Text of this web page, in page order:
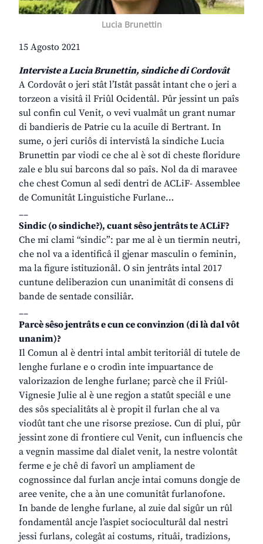
Lucia Brunettin
15 Agosto 2021
Interviste a Lucia Brunettin, sindiche di Cordovât
A Cordovât o jeri stât l’Istât passât intant che o jeri a
torzeon a visitâ il Friûl Ocidentâl. Pûr jessint un paîs
sul confin cul Venit, o vevi vualmât un grant numar
di bandieris de Patrie cu la acuile di Bertrant. In
sume, o jeri curiôs di intervistâ la sindiche Lucia
Brunettin par viodi ce che al è sot di cheste floridure
zale e blu sui barcons dal so paîs. Nol da di maravee
che chest Comun al sedi dentri de ACLiF- Assemblee
de Comunitât Linguistiche Furlane…
__
Sindic (o sindiche?), cuant sêso jentrâts te ACLiF?
Che mi clami “sindic”: par me al è un tiermin neutri,
che nol va a identificâ il gjenar masculin o feminin,
ma la figure istituzionâl. O sin jentrâts intal 2017
cuntune deliberazion cun unanimitât di consens di
bande de sentade consiliâr.
__
Parcè sêso jentrâts e cun ce convinzion (di là dal vôt
unanim)?
Il Comun al è dentri intal ambit teritoriâl di tutele de
lenghe furlane e o crodìn inte impuartance de
valorizazion de lenghe furlane; parcè che il Friûl-
Vignesie Julie al è une regjon a statût speciâl e une
des sôs specialitâts al è propit il furlan che al va
viodût tant che une risorse preziose. Cun di plui, pûr
jessint zone di frontiere cul Venit, cun influencis che
a vegnin massime dal dialet venit, la nestre volontât
ferme e je chê di favorî un ampliament de
cognossince dal furlan ancje intai comuns dongje de
aree venite, che a àn une comunitât furlanofone.
In bande de lenghe furlane, al zuie dal sigûr un rûl
fondamentâl ancje l’aspiet socioculturâl dal nestri
jessi furlans, colegât ai costums, rituâi, tradizions,